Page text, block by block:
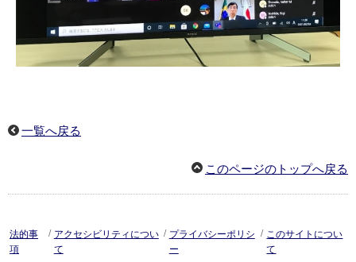
一覧へ戻る
このページのトップへ戻る
法的事
項
/ アクセシビリティについ
て
/ プライバシーポリシ
ー
/ このサイトについ
て